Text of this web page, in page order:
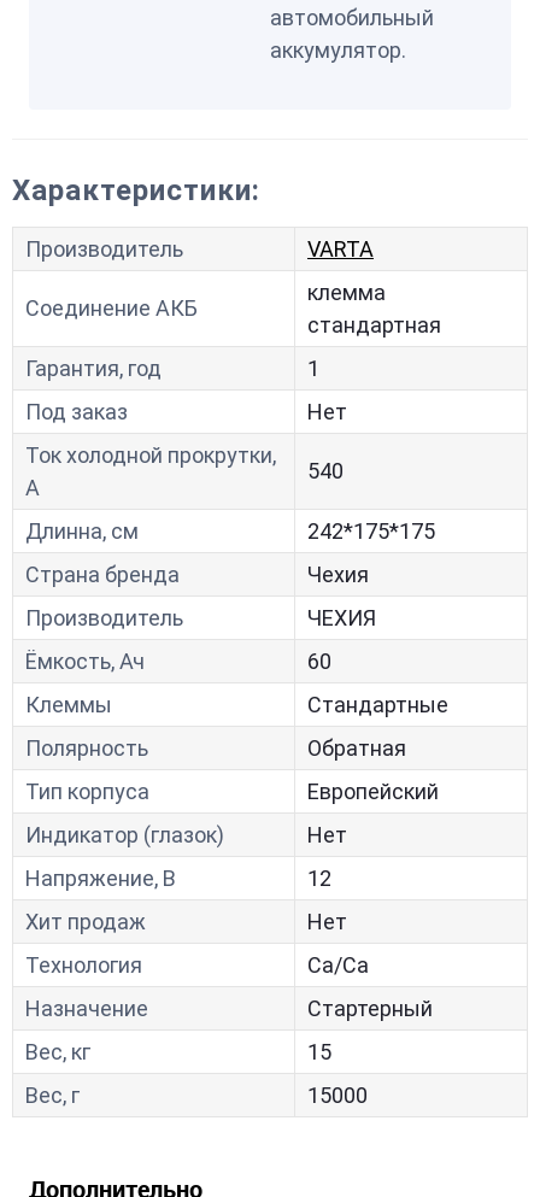
автомобильный
аккумулятор.
Характеристики:
Производитель VARTA
Соединение АКБ
клемма
стандартная
Гарантия, год
1
Под заказ
Нет
Ток холодной прокрутки,
A
540
Длинна, см
242*175*175
Страна бренда
Чехия
Производитель
ЧЕХИЯ
Ёмкость, Ач
60
Клеммы
Стандартные
Полярность
Обратная
Тип корпуса
Европейский
Индикатор (глазок)
Нет
Напряжение, В
12
Хит продаж
Нет
Технология
Са/Са
Назначение
Стартерный
Вес, кг
15
Вес, г
15000
Дополнительно